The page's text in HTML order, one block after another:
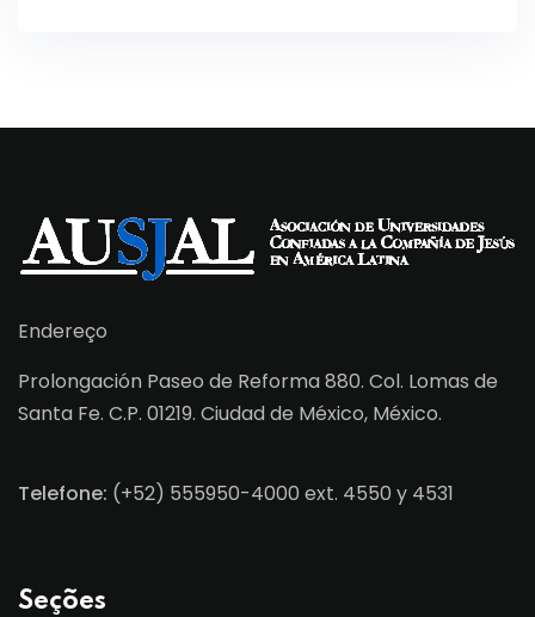
Endereço
Prolongación Paseo de Reforma 880. Col. Lomas de
Santa Fe. C.P. 01219. Ciudad de México, México.
Telefone: (+52) 555950-4000 ext. 4550 y 4531
Seções